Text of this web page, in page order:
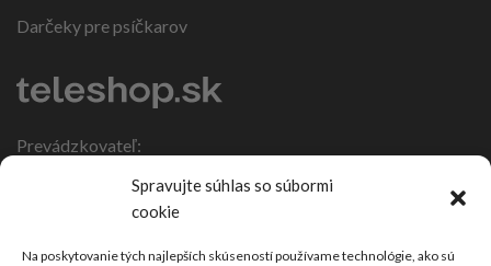
Spravujte súhlas so súbormi
cookie
Na poskytovanie tých najlepších skúseností používame technológie, ako sú
Darčeky pre psíčkarov
Prevádzkovateľ:
DIČ: 1086270988
924 01 Galanta